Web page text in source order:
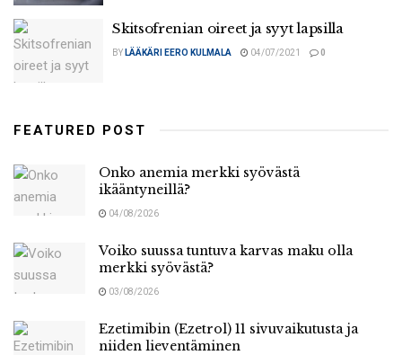
Skitsofrenian oireet ja syyt lapsilla
BY LÄÄKÄRI EERO KULMALA 04/07/2021 0
FEATURED POST
Onko anemia merkki syövästä
ikääntyneillä?
04/08/2026
Voiko suussa tuntuva karvas maku olla
merkki syövästä?
03/08/2026
Ezetimibin (Ezetrol) 11 sivuvaikutusta ja
niiden lieventäminen